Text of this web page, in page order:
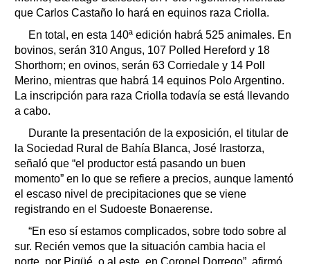
que Carlos Castaño lo hará en equinos raza Criolla.
En total, en esta 140ª edición habrá 525 animales. En
bovinos, serán 310 Angus, 107 Polled Hereford y 18
Shorthorn; en ovinos, serán 63 Corriedale y 14 Poll
Merino, mientras que habrá 14 equinos Polo Argentino.
La inscripción para raza Criolla todavía se está llevando
a cabo.
Durante la presentación de la exposición, el titular de
la Sociedad Rural de Bahía Blanca, José Irastorza,
señaló que “el productor está pasando un buen
momento” en lo que se refiere a precios, aunque lamentó
el escaso nivel de precipitaciones que se viene
registrando en el Sudoeste Bonaerense.
“En eso sí estamos complicados, sobre todo sobre al
sur. Recién vemos que la situación cambia hacia el
norte, por Pigüé, o al este, en Coronel Dorrego”, afirmó.